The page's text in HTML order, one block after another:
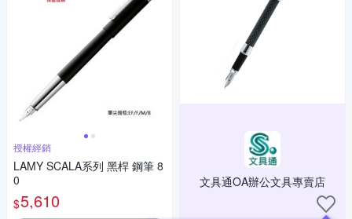
授權經銷
LAMY SCALA系列 黑桿 鋼筆 8
0
$5,610
文具通OA辦公文具專賣店